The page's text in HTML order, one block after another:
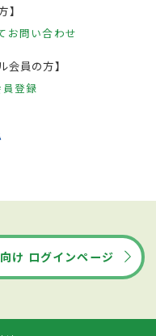
】
お問い合わせ
会員の方】
員登録
け ログインページ